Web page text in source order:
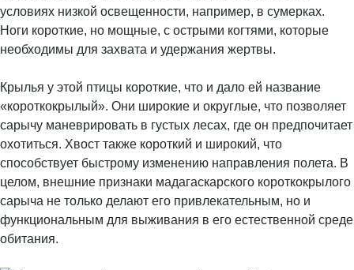
условиях низкой освещенности, например, в сумерках.
Ноги короткие, но мощные, с острыми когтями, которые
необходимы для захвата и удержания жертвы.
Крылья у этой птицы короткие, что и дало ей название
«короткокрылый». Они широкие и округлые, что позволяет
сарычу маневрировать в густых лесах, где он предпочитает
охотиться. Хвост также короткий и широкий, что
способствует быстрому изменению направления полета. В
целом, внешние признаки мадагаскарского короткокрылого
сарыча не только делают его привлекательным, но и
функциональным для выживания в его естественной среде
обитания.